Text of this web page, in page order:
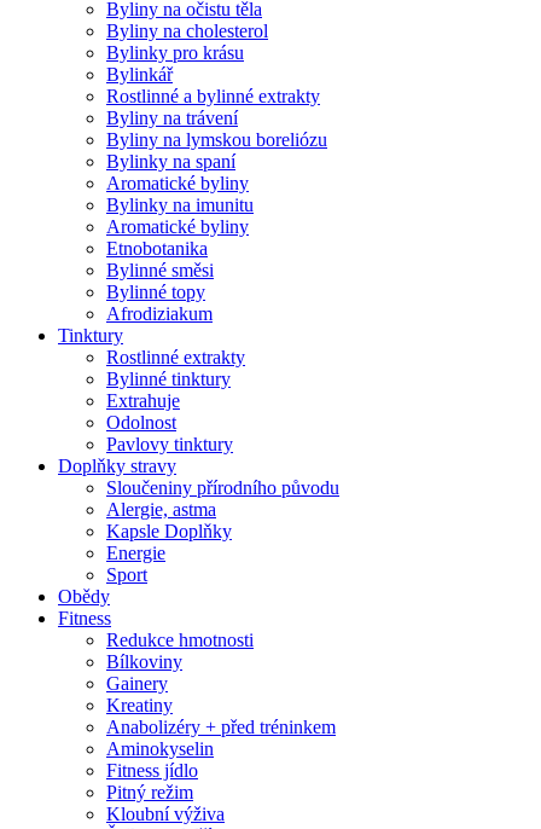
Byliny na očistu těla
Byliny na cholesterol
Bylinky pro krásu
Bylinkář
Rostlinné a bylinné extrakty
Byliny na trávení
Byliny na lymskou boreliózu
Bylinky na spaní
Aromatické byliny
Bylinky na imunitu
Aromatické byliny
Etnobotanika
Bylinné směsi
Bylinné topy
Afrodiziakum
Tinktury
Rostlinné extrakty
Bylinné tinktury
Extrahuje
Odolnost
Pavlovy tinktury
Doplňky stravy
Sloučeniny přírodního původu
Alergie, astma
Kapsle Doplňky
Energie
Sport
Obědy
Fitness
Redukce hmotnosti
Bílkoviny
Gainery
Kreatiny
Anabolizéry + před tréninkem
Aminokyselin
Fitness jídlo
Pitný režim
Kloubní výživa